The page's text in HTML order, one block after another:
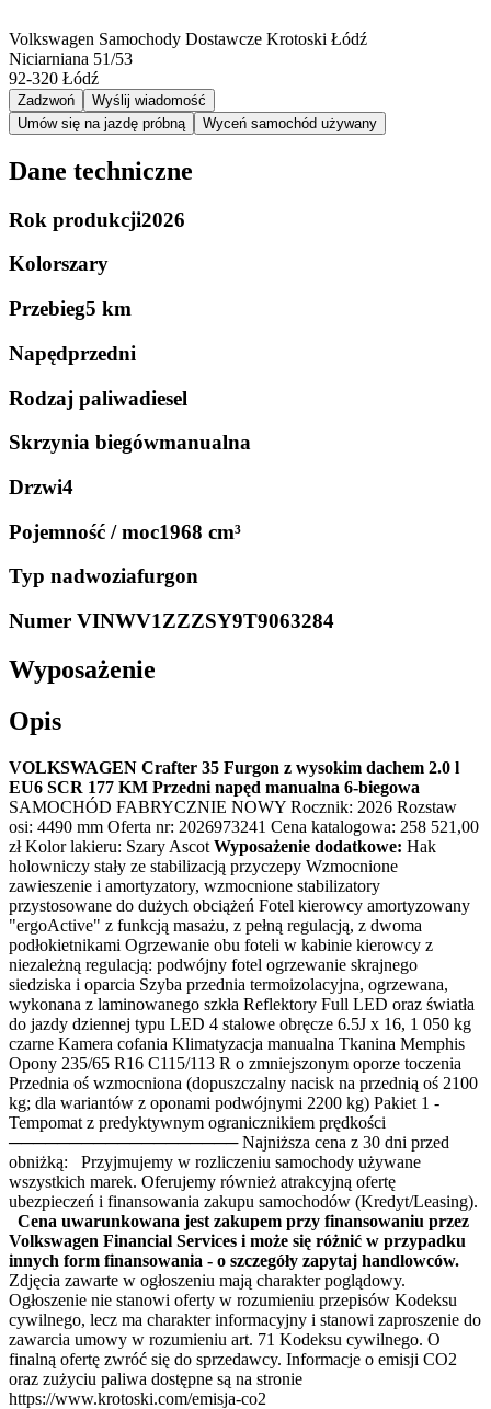
Volkswagen Samochody Dostawcze Krotoski Łódź
Niciarniana 51/53
92-320 Łódź
Zadzwoń
Wyślij wiadomość
Umów się na jazdę próbną
Wyceń samochód używany
Dane techniczne
Rok produkcji2026
Kolorszary
Przebieg5 km
Napędprzedni
Rodzaj paliwadiesel
Skrzynia biegówmanualna
Drzwi4
Pojemność / moc1968 cm³
Typ nadwoziafurgon
Numer VINWV1ZZZSY9T9063284
Wyposażenie
Opis
VOLKSWAGEN Crafter 35 Furgon z wysokim dachem 2.0 l
EU6 SCR 177 KM Przedni napęd manualna 6-biegowa
SAMOCHÓD FABRYCZNIE NOWY Rocznik: 2026 Rozstaw
osi: 4490 mm Oferta nr: 2026973241 Cena katalogowa: 258 521,00
zł Kolor lakieru: Szary Ascot Wyposażenie dodatkowe: Hak
holowniczy stały ze stabilizacją przyczepy Wzmocnione
zawieszenie i amortyzatory, wzmocnione stabilizatory
przystosowane do dużych obciążeń Fotel kierowcy amortyzowany
"ergoActive" z funkcją masażu, z pełną regulacją, z dwoma
podłokietnikami Ogrzewanie obu foteli w kabinie kierowcy z
niezależną regulacją: podwójny fotel ogrzewanie skrajnego
siedziska i oparcia Szyba przednia termoizolacyjna, ogrzewana,
wykonana z laminowanego szkła Reflektory Full LED oraz światła
do jazdy dziennej typu LED 4 stalowe obręcze 6.5J x 16, 1 050 kg
czarne Kamera cofania Klimatyzacja manualna Tkanina Memphis
Opony 235/65 R16 C115/113 R o zmniejszonym oporze toczenia
Przednia oś wzmocniona (dopuszczalny nacisk na przednią oś 2100
kg; dla wariantów z oponami podwójnymi 2200 kg) Pakiet 1 -
Tempomat z predyktywnym ogranicznikiem prędkości
─────────────────── Najniższa cena z 30 dni przed
obniżką: Przyjmujemy w rozliczeniu samochody używane
wszystkich marek. Oferujemy również atrakcyjną ofertę
ubezpieczeń i finansowania zakupu samochodów (Kredyt/Leasing).
Cena uwarunkowana jest zakupem przy finansowaniu przez
Volkswagen Financial Services i może się różnić w przypadku
innych form finansowania - o szczegóły zapytaj handlowców.
Zdjęcia zawarte w ogłoszeniu mają charakter poglądowy.
Ogłoszenie nie stanowi oferty w rozumieniu przepisów Kodeksu
cywilnego, lecz ma charakter informacyjny i stanowi zaproszenie do
zawarcia umowy w rozumieniu art. 71 Kodeksu cywilnego. O
finalną ofertę zwróć się do sprzedawcy. Informacje o emisji CO2
oraz zużyciu paliwa dostępne są na stronie
https://www.krotoski.com/emisja-co2